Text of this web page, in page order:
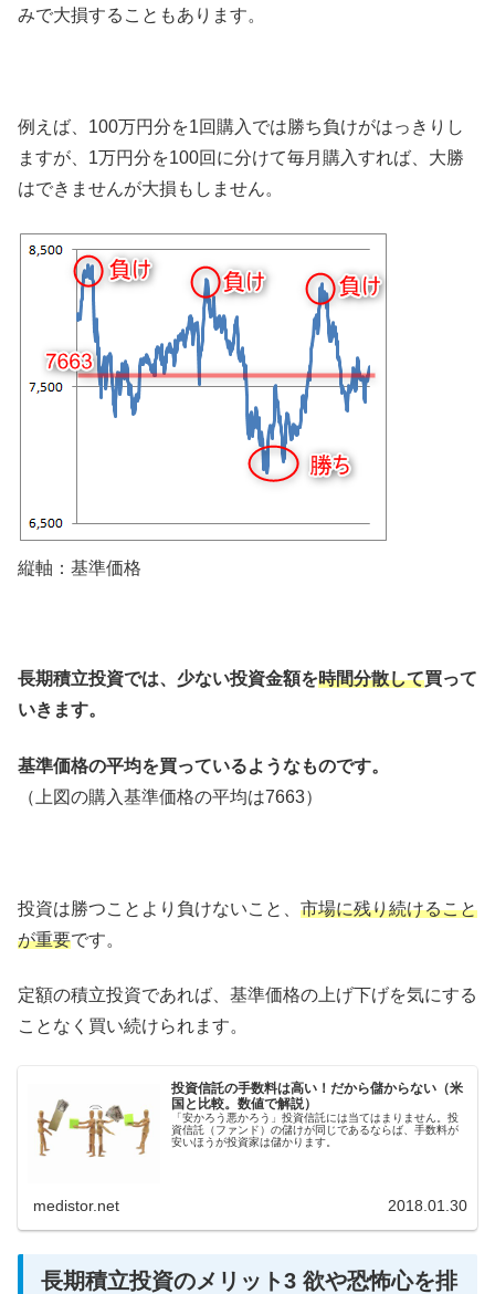
みで大損することもあります。
例えば、100万円分を1回購入では勝ち負けがはっきりし
ますが、1万円分を100回に分けて毎月購入すれば、大勝
はできませんが大損もしません。
縦軸：基準価格
長期積立投資では、少ない投資金額を時間分散して買って
いきます。
基準価格の平均を買っているようなものです。
（上図の購入基準価格の平均は7663）
投資は勝つことより負けないこと、 市場に残り続けること
が重要です。
定額の積立投資であれば、基準価格の上げ下げを気にする
ことなく買い続けられます。
投資信託の手数料は高い！だから儲からない（米
国と比較。数値で解説）
「安かろう悪かろう」投資信託には当てはまりません。投
資信託（ファンド）の儲けが同じであるならば、手数料が
安いほうが投資家は儲かります。
medistor.net 2018.01.30
長期積立投資のメリット3 欲や恐怖心を排